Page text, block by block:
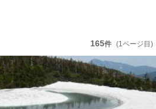
165件 (1ページ目)